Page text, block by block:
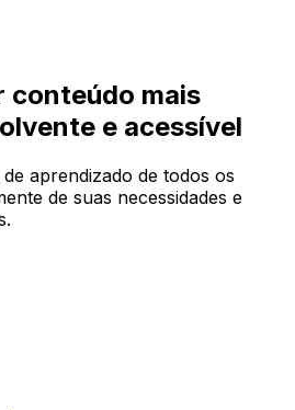
conteúdo mais
e acessível
aprendizado de todos os
de suas necessidades e